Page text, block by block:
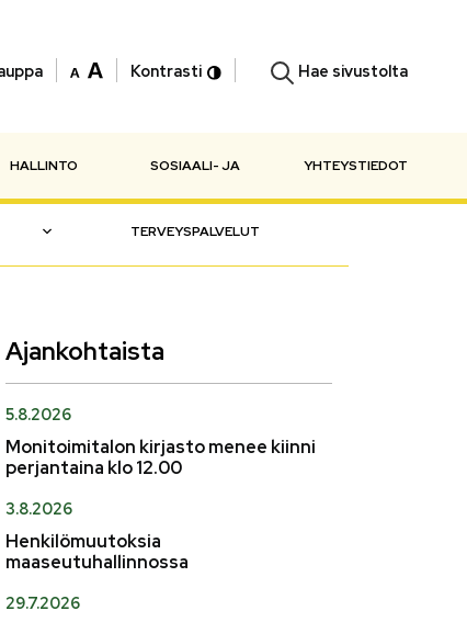
Kontrasti Hae sivustolta
HALLINTO SOSIAALI- JA
TERVEYSPALVELUT
YHTEYSTIEDOT
Ajankohtaista
5.8.2026
Monitoimitalon kirjasto menee kiinni
perjantaina klo 12.00
3.8.2026
Henkilömuutoksia
maaseutuhallinnossa
29.7.2026